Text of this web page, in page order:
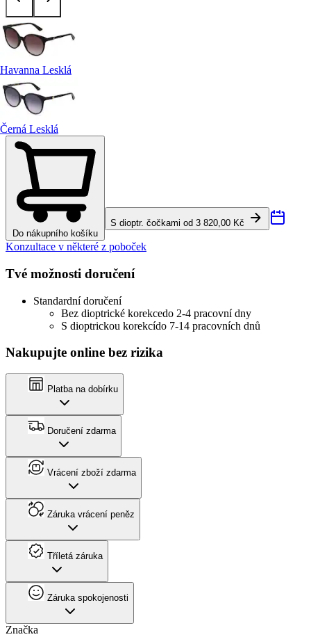
Havanna Lesklá
Černá Lesklá
Do nákupního košíku
S dioptr. čočkami od 3 820,00 Kč
Konzultace v některé z poboček
Tvé možnosti doručení
Standardní doručení
Bez dioptrické korekcedo 2-4 pracovní dny
S dioptrickou korekcído 7-14 pracovních dnů
Nakupujte online bez rizika
Platba na dobírku
Doručení zdarma
Vrácení zboží zdarma
Záruka vrácení peněz
Tříletá záruka
Záruka spokojenosti
Značka